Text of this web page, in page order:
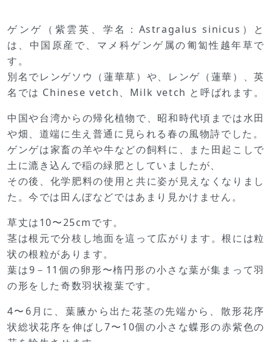
ゲンゲ（紫雲英、学名：Astragalus sinicus）と
は、中国原産で、マメ科ゲンゲ属の匍匐性越年草で
す。
別名でレンゲソウ（蓮華草）や、レンゲ（蓮華）、英
名では Chinese vetch、Milk vetch と呼ばれます。
中国や台湾からの帰化植物で、昭和時代頃までは水田
や畑、道端に生え普通に見られる春の風物詩でした。
ゲンゲは家畜の羊や牛などの飼料に、また田起こしで
土に漉き込んで稲の緑肥としていましたが、
その後、化学肥料の使用と共に姿が見えなくなりまし
た。今では田んぼなどではあまり見かけません。
草丈は10〜25cmです。
茎は根元で分枝し地面を這って広がります。根には粒
状の根粒があります。
葉は9－11個の卵形〜楕円形の小さな葉が集まって羽
の形をした奇数羽状複葉です。
4〜6月に、葉腋から出た花茎の先端から、散形花序
状総状花序を伸ばし7〜10個の小さな蝶形の赤紫色の